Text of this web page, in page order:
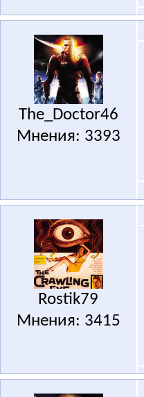
The_Doctor46
Мнения: 3393
Rostik79
Мнения: 3415